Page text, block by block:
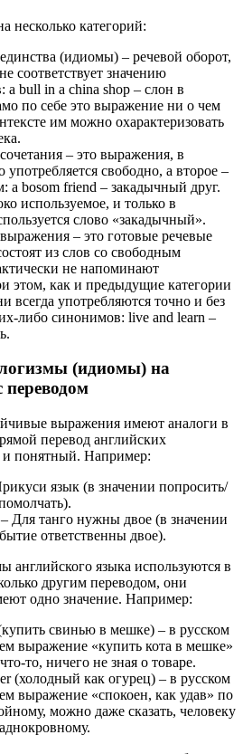
несколько категорий:
(идиомы) – речевой оборот,
соответствует значению
a bull in a china shop – слон в
по себе это выражение ни о чем
им можно охарактеризовать
– это выражения, в
употребляется свободно, а второе –
a bosоm friend – закадычный друг.
используемое, и только в
слово «закадычный».
– это готовые речевые
из слов со свободным
не напоминают
этом, как и предыдущие категории
всегда употребляются точно и без
либо синонимов: live and learn –
(идиомы) на
переводом
выражения имеют аналоги в
перевод английских
и понятный. Например:
язык (в значении попросить/
Для танго нужны двое (в значении
ответственны двое).
английского языка используются в
другим переводом, они
одно значение. Например:
свинью в мешке) – в русском
выражение «купить кота в мешке»
то, ничего не зная о товаре.
(холодный как огурец) – в русском
выражение «спокоен, как удав» по
можно даже сказать, человеку